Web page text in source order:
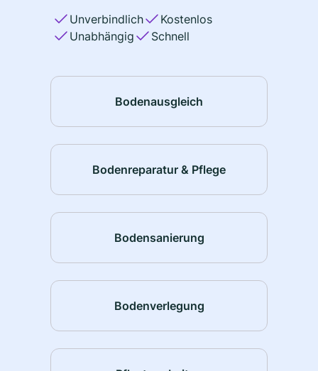
Unverbindlich
Kostenlos
Unabhängig
Schnell
Bodenausgleich
Bodenreparatur & Pflege
Bodensanierung
Bodenverlegung